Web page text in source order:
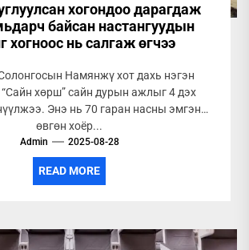
хогондоо дарагдаж
байсан настангуудын
хогноос нь салгаж өгчээ
Намянжү хот дахь нэгэн
хөрш” сайн дурын ажлыг 4 дэх
Энэ нь 70 гаран насны эмгэн
өвгөн хоёр...
Admin 2025-08-28
READ MORE